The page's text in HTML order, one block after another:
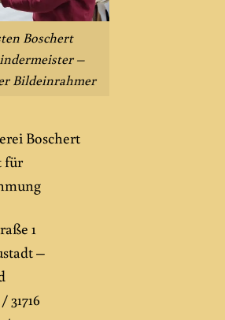
Boschert
–
Bildeinrahmer
Boschert
für
1
–
31716